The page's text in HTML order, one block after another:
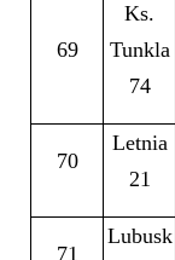
69
Ks.
Tunkla
74
70
Letnia
21
71
Lubusk